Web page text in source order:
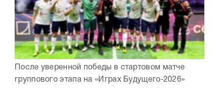
После уверенной победы в стартовом матче
группового этапа на «Играх Будущего‑2026»